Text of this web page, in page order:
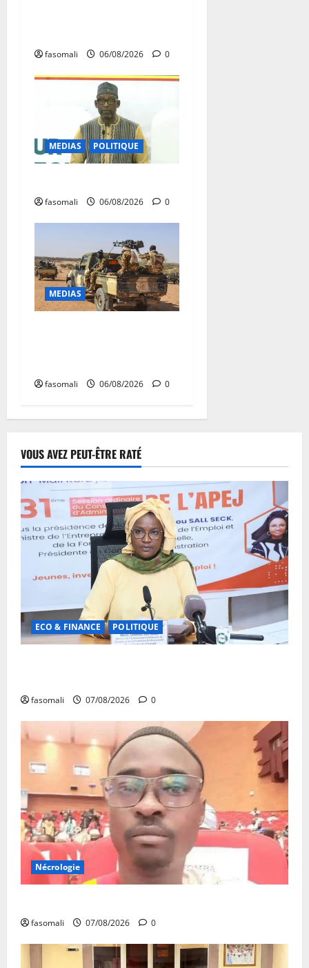
fasomali 06/08/2026 0
MEDIAS POLITIQUE
fasomali 06/08/2026 0
MEDIAS
fasomali 06/08/2026 0
VOUS AVEZ PEUT-ÊTRE RATÉ
ECO & FINANCE POLITIQUE
fasomali 07/08/2026 0
Nécrologie
fasomali 07/08/2026 0